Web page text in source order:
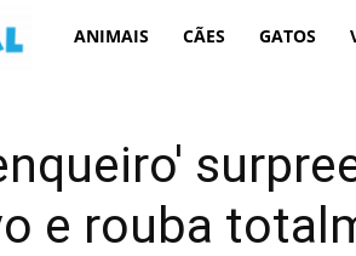
Portal
ANIMAIS CÃES GATOS
e rouba